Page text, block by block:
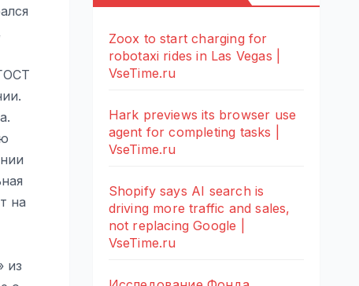
на
из
Zoox to start charging for
robotaxi rides in Las Vegas |
VseTime.ru
Hark previews its browser use
agent for completing tasks |
VseTime.ru
Shopify says AI search is
driving more traffic and sales,
not replacing Google |
VseTime.ru